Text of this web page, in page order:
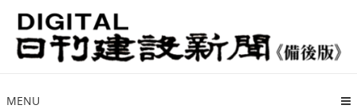
ナ
ビ
ゲ
シ
コ
ン
テ
ツ
MENU